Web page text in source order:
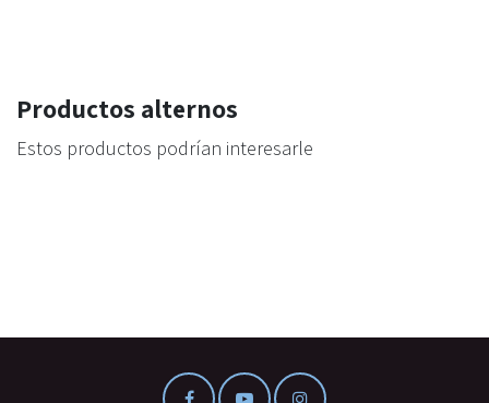
Productos alternos
Estos productos podrían interesarle